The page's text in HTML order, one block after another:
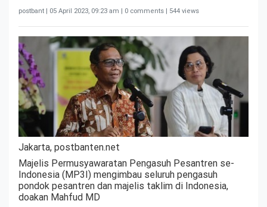
postbant | 05 April 2023, 09:23 am | 0 comments | 544 views
Jakarta, postbanten.net
Majelis Permusyawaratan Pengasuh Pesantren se-
Indonesia (MP3I) mengimbau seluruh pengasuh
pondok pesantren dan majelis taklim di Indonesia,
doakan Mahfud MD